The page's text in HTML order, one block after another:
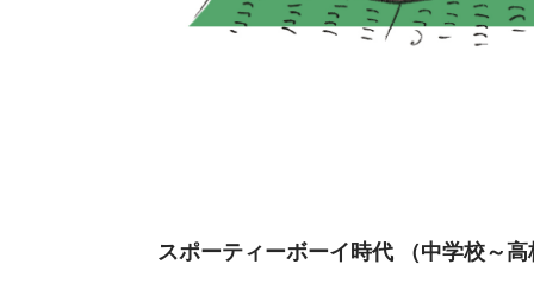
スポーティーボーイ時代 （中学校～